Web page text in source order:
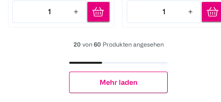
1
Quantity: 1
1
Quantity: 1
20 von60 Produkten angesehen
Mehr laden